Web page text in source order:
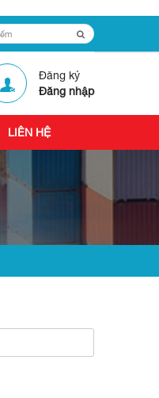
Đăng ký
Đăng nhập
LIÊN HỆ